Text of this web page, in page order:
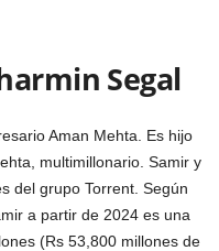
Segal
Aman Mehta. Es hijo
multimillonario. Samir y
del grupo Torrent. Según
a partir de 2024 es una
(Rs 53,800 millones de